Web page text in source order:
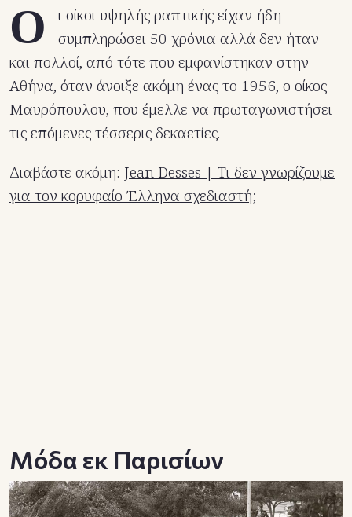
Ο
ι οίκοι υψηλής ραπτικής είχαν ήδη
συμπληρώσει 50 χρόνια αλλά δεν ήταν
και πολλοί, από τότε που εμφανίστηκαν στην
Αθήνα, όταν άνοιξε ακόμη ένας το 1956, ο οίκος
Μαυρόπουλου, που έμελλε να πρωταγωνιστήσει
τις επόμενες τέσσερις δεκαετίες.
Διαβάστε ακόμη: Jean Desses | Τι δεν γνωρίζουμε
για τον κορυφαίο Έλληνα σχεδιαστή;
Μόδα εκ Παρισίων